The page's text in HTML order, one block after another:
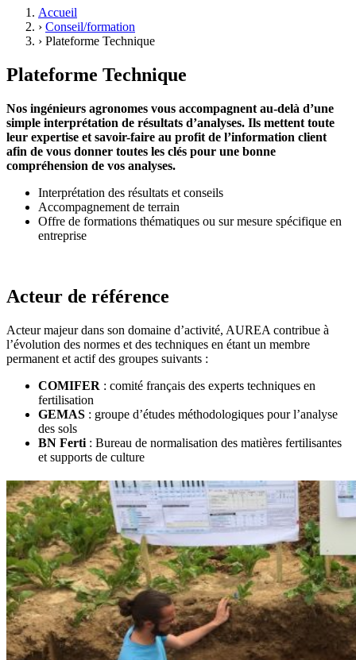
Accueil
› Conseil/formation
› Plateforme Technique
Plateforme Technique
Nos ingénieurs agronomes vous accompagnent au-delà d’une
simple interprétation de résultats d’analyses. Ils mettent toute
leur expertise et savoir-faire au profit de l’information client
afin de vous donner toutes les clés pour une bonne
compréhension de vos analyses.
Interprétation des résultats et conseils
Accompagnement de terrain
Offre de formations thématiques ou sur mesure spécifique en
entreprise
Acteur de référence
Acteur majeur dans son domaine d’activité, AUREA contribue à
l’évolution des normes et des techniques en étant un membre
permanent et actif des groupes suivants :
COMIFER : comité français des experts techniques en
fertilisation
GEMAS : groupe d’études méthodologiques pour l’analyse
des sols
BN Ferti : Bureau de normalisation des matières fertilisantes
et supports de culture